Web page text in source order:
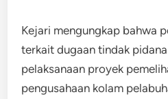
Kejari mengungkap bahwa
terkait dugaan tindak
pelaksanaan proyek
pengusahaan kolam